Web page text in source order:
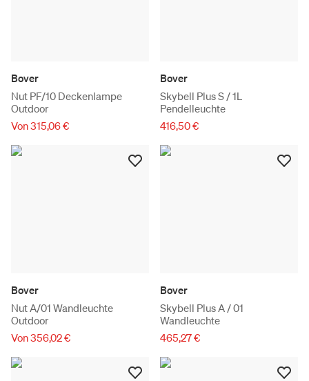
Bover
Nut PF/10 Deckenlampe
Outdoor
Von 315,06 €
Bover
Skybell Plus S / 1L
Pendelleuchte
416,50 €
Bover
Nut A/01 Wandleuchte
Outdoor
Von 356,02 €
Bover
Skybell Plus A / 01
Wandleuchte
465,27 €